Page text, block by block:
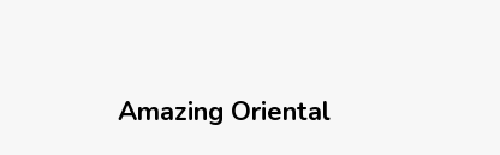
Amazing Oriental